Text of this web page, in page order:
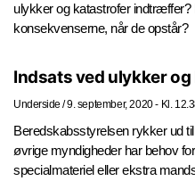
ulykker og katastrofer
konsekvenserne, når de opstår?
Indsats ved ulykker
Underside / 9. september, 2020 - Kl.
Beredskabsstyrelsen rykker ud
øvrige myndigheder har behov
specialmateriel eller ekstra